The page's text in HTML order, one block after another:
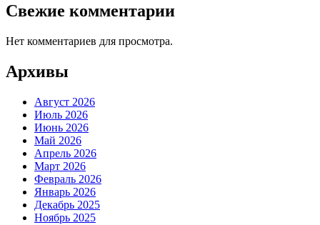
Свежие комментарии
Нет комментариев для просмотра.
Архивы
Август 2026
Июль 2026
Июнь 2026
Май 2026
Апрель 2026
Март 2026
Февраль 2026
Январь 2026
Декабрь 2025
Ноябрь 2025